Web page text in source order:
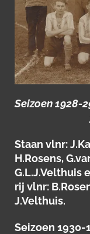
Seizoen 1928-
Staan vlnr:
H.Rosens,
G.L.J.Velthuis
rij vlnr:
J.Velthuis.
Seizoen 1930-